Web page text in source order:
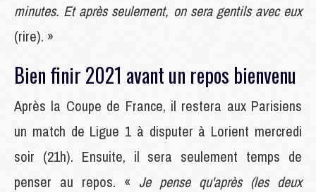
minutes. Et après seulement, on sera gentils avec eux
(rire). »
Bien finir 2021 avant un repos bienvenu
Après la Coupe de France, il restera aux Parisiens
un match de Ligue 1 à disputer à Lorient mercredi
soir (21h). Ensuite, il sera seulement temps de
penser au repos. « Je pense qu'après (les deux